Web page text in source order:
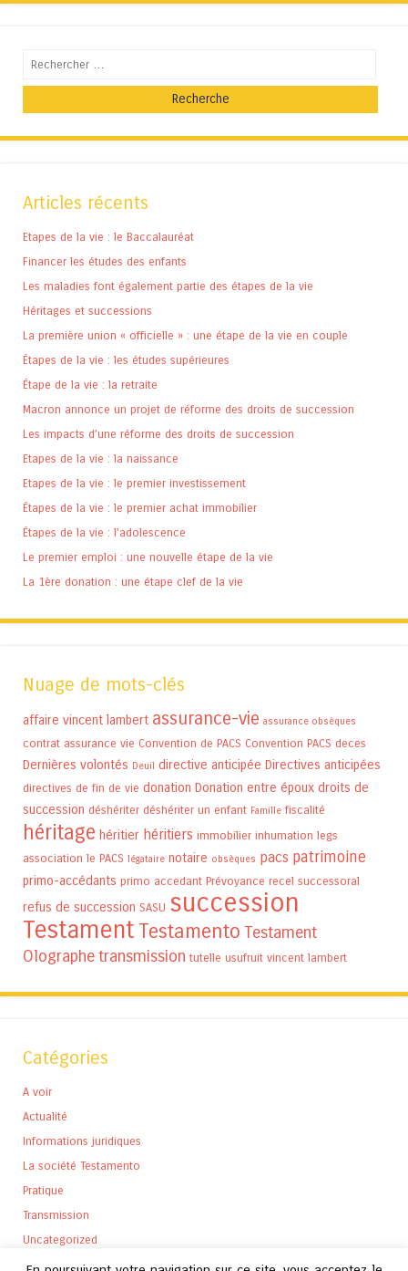
Recherche
Articles récents
Etapes de la vie : le Baccalauréat
Financer les études des enfants
Les maladies font également partie des étapes de la vie
Héritages et successions
La première union « officielle » : une étape de la vie en couple
Étapes de la vie : les études supérieures
Étape de la vie : la retraite
Macron annonce un projet de réforme des droits de succession
Les impacts d’une réforme des droits de succession
Etapes de la vie : la naissance
Etapes de la vie : le premier investissement
Étapes de la vie : le premier achat immobilier
Étapes de la vie : l’adolescence
Le premier emploi : une nouvelle étape de la vie
La 1ère donation : une étape clef de la vie
Nuage de mots-clés
affaire vincent lambert assurance-vie assurance obsèques
contrat assurance vie Convention de PACS Convention PACS deces
Dernières volontés Deuil directive anticipée Directives anticipées
directives de fin de vie donation Donation entre époux droits de
succession déshériter déshériter un enfant Famille fiscalité
héritage héritier héritiers immobilier inhumation legs
association le PACS légataire notaire obsèques pacs patrimoine
primo-accédants primo accedant Prévoyance recel successoral
refus de succession SASU succession
Testament Testamento Testament
Olographetransmission tutelle usufruit vincent lambert
Catégories
A voir
Actualité
Informations juridiques
La société Testamento
Pratique
Transmission
Uncategorized